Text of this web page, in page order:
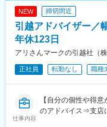
泉なめり駅、藤枝駅
津駅、上島駅、須津
駅、中条駅、宮内駅
丘駅、岩村田駅、村
常永駅、春日居町駅
任駅、丸岡駅、敦賀
朝潮橋駅、門真南
山駅(奈良県)、長柄
市民病院口駅、篠原
NEW 締切間近
引越アドバイザー／
年休123日
アリさんマークの引越社（
正社員 転勤なし 職種
仕事内容
【自分の個性や得
のアドバイス⇒支店